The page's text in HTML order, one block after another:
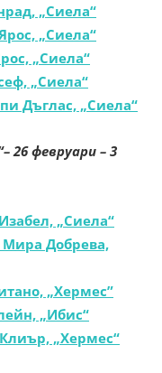
„Сиела“
„Сиела“
„Сиела“
„Сиела“
Дъглас, „Сиела“
– 26 февруари – 3
„Сиела“
Мира Добрева,
„Хермес”
„Ибис“
„Хермес“